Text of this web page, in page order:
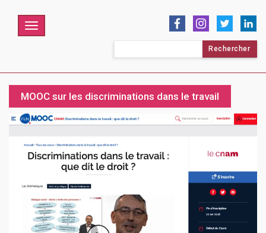
Menu
MOOC sur les discriminations dans le travail